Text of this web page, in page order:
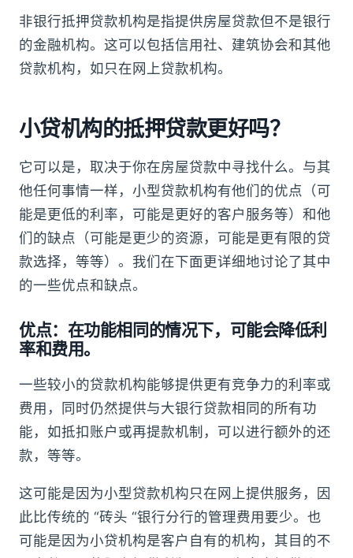
非银行抵押贷款机构是指提供房屋贷款但不是银行
的金融机构。这可以包括信用社、建筑协会和其他
贷款机构，如只在网上贷款机构。
小贷机构的抵押贷款更好吗？
它可以是，取决于你在房屋贷款中寻找什么。与其
他任何事情一样，小型贷款机构有他们的优点（可
能是更低的利率，可能是更好的客户服务等）和他
们的缺点（可能是更少的资源，可能是更有限的贷
款选择，等等）。我们在下面更详细地讨论了其中
的一些优点和缺点。
优点：在功能相同的情况下，可能会降低利
率和费用。
一些较小的贷款机构能够提供更有竞争力的利率或
费用，同时仍然提供与大银行贷款相同的所有功
能，如抵扣账户或再提款机制，可以进行额外的还
款，等等。
这可能是因为小型贷款机构只在网上提供服务，因
此比传统的 “砖头 “银行分行的管理费用要少。也
可能是因为小贷机构是客户自有的机构，其目的不